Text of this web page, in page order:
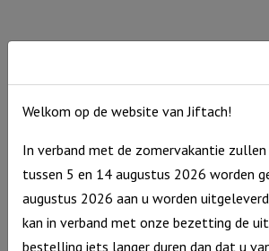
Stoere Loopauto Navy Blauw
€94,95
Uitverkocht
Welkom op de website van Jiftach!
In verband met de zomervakantie
tussen 5 en 14 augustus 2026 worden
augustus 2026 aan u worden
kan in verband met onze bezetting de
bestelling iets langer duren dan dat u